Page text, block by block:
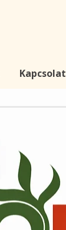
Kapcsolat